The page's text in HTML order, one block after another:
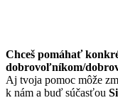
Chceš pomáhať
dobrovoľníkom/
Aj tvoja pomoc môže
k nám a buď súčasťou